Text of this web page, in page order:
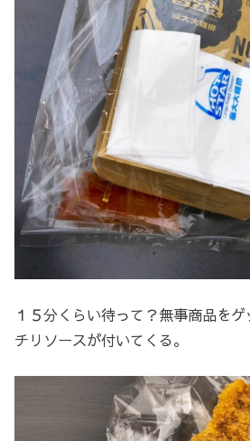
１５分くらい待って？無事商品をゲ
チリソースが付いてくる。